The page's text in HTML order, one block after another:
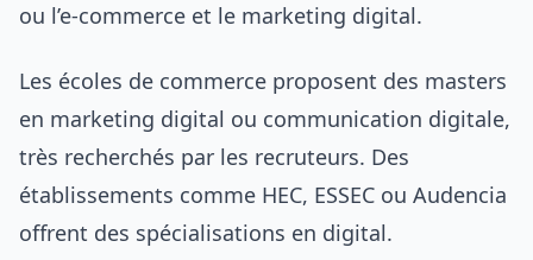
ou l’e-commerce et le marketing digital.
Les écoles de commerce proposent des masters
en marketing digital ou communication digitale,
très recherchés par les recruteurs. Des
établissements comme HEC, ESSEC ou Audencia
offrent des spécialisations en digital.